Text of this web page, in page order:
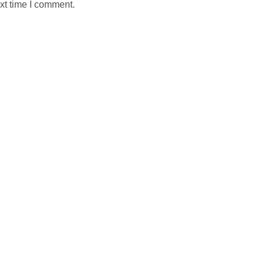
time I comment.